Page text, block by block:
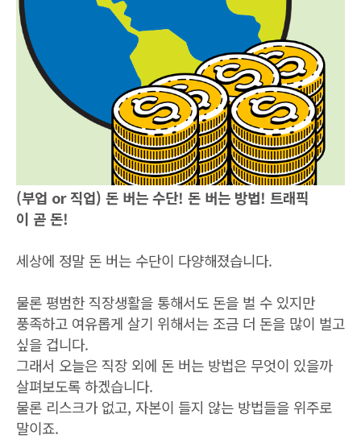
(부업 or 직업) 돈 버는 수단! 돈 버는 방법! 트래픽
이 곧 돈!
세상에 정말 돈 버는 수단이 다양해졌습니다.
물론 평범한 직장생활을 통해서도 돈을 벌 수 있지만
풍족하고 여유롭게 살기 위해서는 조금 더 돈을 많이 벌고
싶을 겁니다.
그래서 오늘은 직장 외에 돈 버는 방법은 무엇이 있을까
살펴보도록 하겠습니다.
물론 리스크가 없고, 자본이 들지 않는 방법들을 위주로
말이죠.